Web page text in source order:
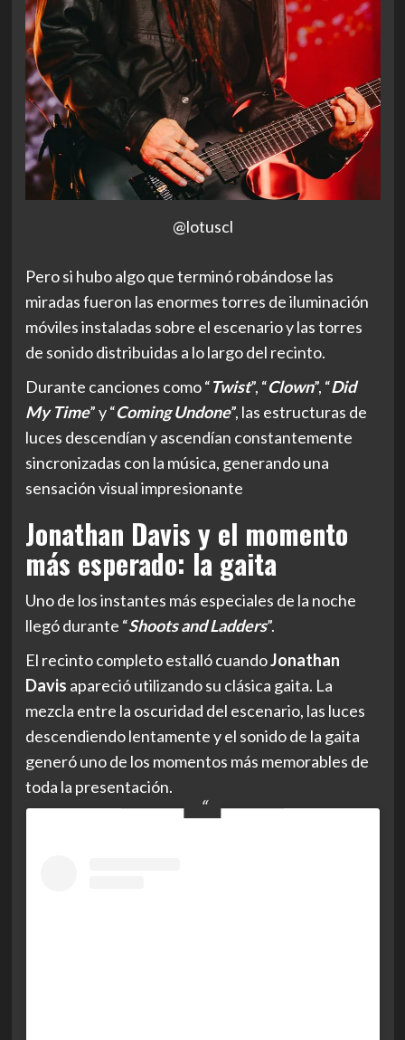
@lotuscl
Pero si hubo algo que terminó robándose las
miradas fueron las enormes torres de iluminación
móviles instaladas sobre el escenario y las torres
de sonido distribuidas a lo largo del recinto.
Durante canciones como “Twist”, “Clown”, “Did
My Time” y “Coming Undone”, las estructuras de
luces descendían y ascendían constantemente
sincronizadas con la música, generando una
sensación visual impresionante
Jonathan Davis y el momento
más esperado: la gaita
Uno de los instantes más especiales de la noche
llegó durante “Shoots and Ladders”.
El recinto completo estalló cuandoJonathan
Davis apareció utilizando su clásica gaita. La
mezcla entre la oscuridad del escenario, las luces
descendiendo lentamente y el sonido de la gaita
generó uno de los momentos más memorables de
toda la presentación.